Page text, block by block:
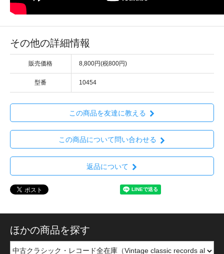
その他の詳細情報
販売価格 8,800円(税800円)
型番 10454
この商品を友達に教える
この商品について問い合わせる
返品について
ほかの商品を探す